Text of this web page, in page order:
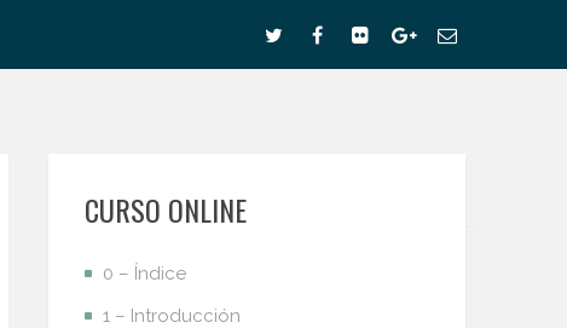
CURSO ONLINE
0 – Índice
1 – Introducción